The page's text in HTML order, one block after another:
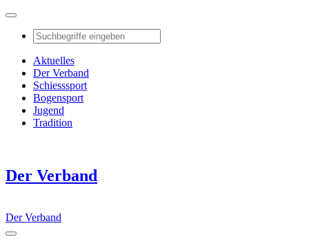
Aktuelles
Der Verband
Schiesssport
Bogensport
Jugend
Tradition
Der Verband
Der Verband